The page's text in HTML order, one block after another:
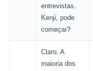
entrevistas.
Kenji, pode
começar?
Claro. A
maioria dos